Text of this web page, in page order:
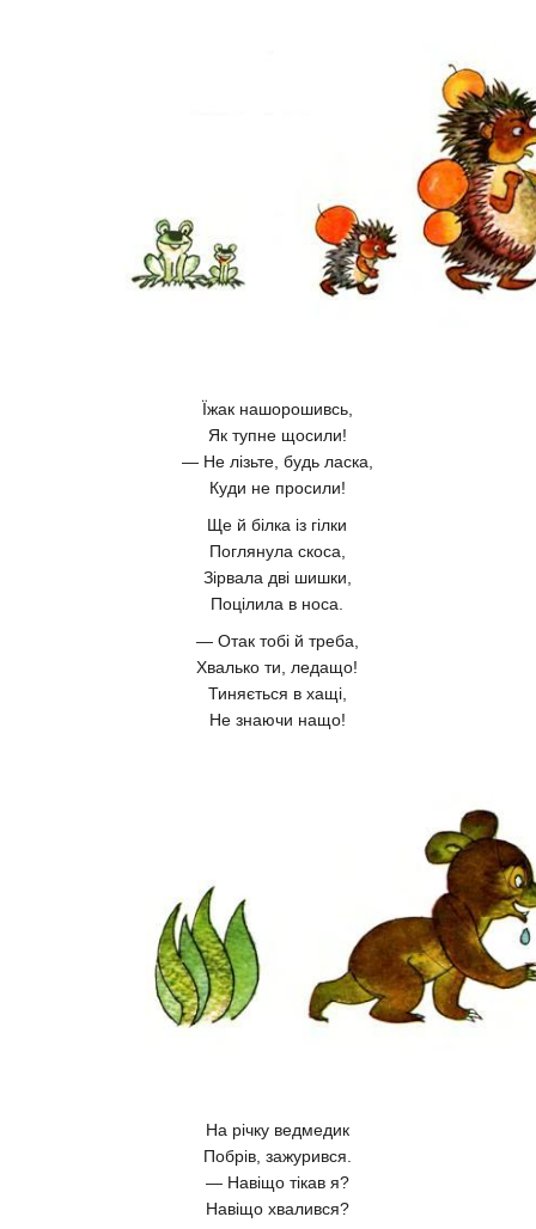
Їжак нашорошивсь,
Як тупне щосили!
— Не лізьте, будь ласка,
Куди не просили!
Ще й білка із гілки
Поглянула скоса,
Зірвала дві шишки,
Поцілила в носа.
— Отак тобі й треба,
Хвалько ти, ледащо!
Тиняється в хащі,
Не знаючи нащо!
На річку ведмедик
Побрів, зажурився.
— Навіщо тікав я?
Навіщо хвалився?